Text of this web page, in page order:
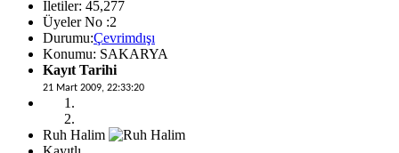
İletiler: 45,277
Üyeler No :2
Durumu:Çevrimdışı
Konumu: SAKARYA
Kayıt Tarihi
21 Mart 2009, 22:33:20
Ruh Halim